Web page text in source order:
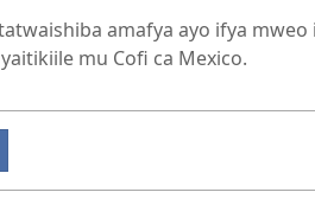
amafya ayo ifya
mu Cofi ca Mexico.